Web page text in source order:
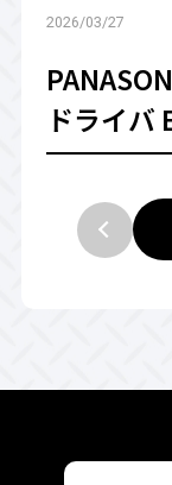
2026/03/27
ドライバ